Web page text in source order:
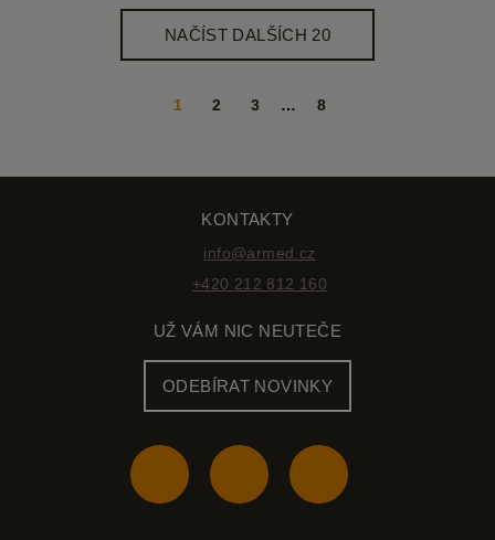
1 2 3 … 8
NAČÍST DALŠÍCH 20
KONTAKTY
info@armed.cz
+420 212 812 160
UŽ VÁM NIC NEUTEČE
ODEBÍRAT NOVINKY